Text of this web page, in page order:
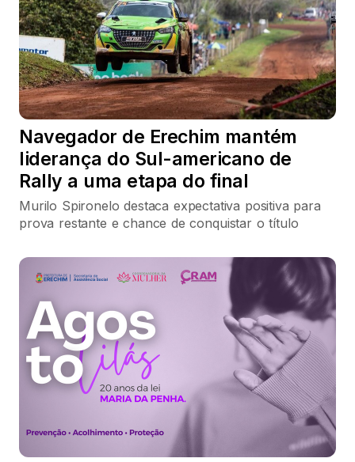
Navegador de Erechim mantém
liderança do Sul-americano de
Rally a uma etapa do final
Murilo Spironelo destaca expectativa positiva para
prova restante e chance de conquistar o título